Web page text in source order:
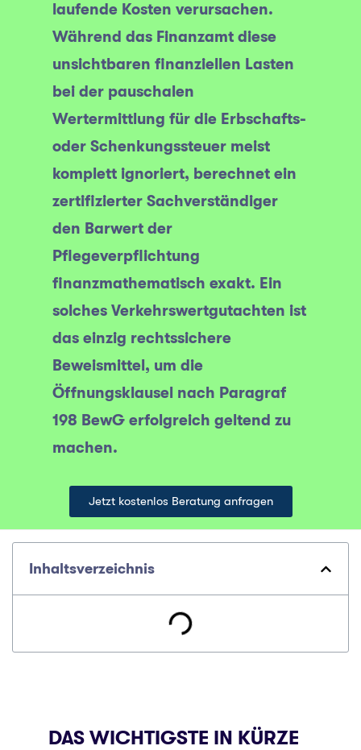
laufende Kosten verursachen.
Während das Finanzamt diese
unsichtbaren finanziellen Lasten
bei der pauschalen
Wertermittlung für die Erbschafts-
oder Schenkungssteuer meist
komplett ignoriert, berechnet ein
zertifizierter Sachverständiger
den Barwert der
Pflegeverpflichtung
finanzmathematisch exakt. Ein
solches Verkehrswertgutachten ist
das einzig rechtssichere
Beweismittel, um die
Öffnungsklausel nach Paragraf
198 BewG erfolgreich geltend zu
machen.
Jetzt kostenlos Beratung anfragen
Inhaltsverzeichnis
DAS WICHTIGSTE IN KÜRZE